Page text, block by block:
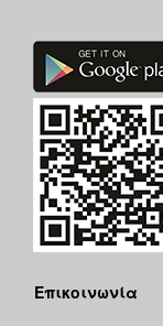
Επικοινωνία